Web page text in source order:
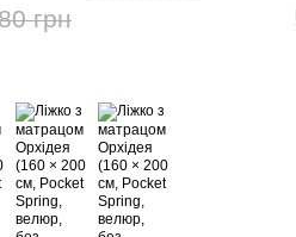
грн